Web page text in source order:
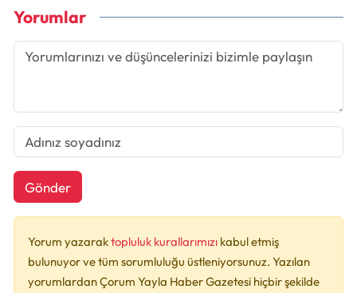
Yorumlar
Gönder
Yorum yazaraktopluluk kurallarımızı kabul etmiş
bulunuyor ve tüm sorumluluğu üstleniyorsunuz. Yazılan
yorumlardan Çorum Yayla Haber Gazetesi hiçbir şekilde